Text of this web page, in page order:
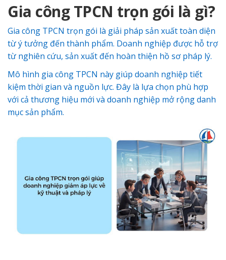
Gia công TPCN trọn gói là gì?
Gia công TPCN trọn gói là giải pháp sản xuất toàn diện
từ ý tưởng đến thành phẩm. Doanh nghiệp được hỗ trợ
từ nghiên cứu, sản xuất đến hoàn thiện hồ sơ pháp lý.
Mô hình gia công TPCN này giúp doanh nghiệp tiết
kiệm thời gian và nguồn lực. Đây là lựa chọn phù hợp
với cả thương hiệu mới và doanh nghiệp mở rộng danh
mục sản phẩm.